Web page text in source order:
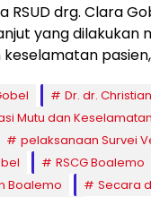
RSUD drg. Clara
yang dilakukan
Dr. dr.
Mutu dan
pelaksanaan Survei
RSCG Boalemo
Boalemo
Secara